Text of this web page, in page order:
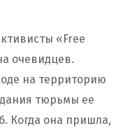
«Free
очевидцев.
на территорию
тюрьмы ее
Когда она пришла,